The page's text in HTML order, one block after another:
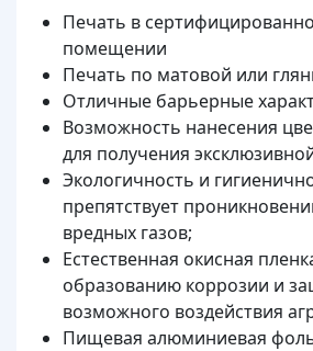
Печать в
помещении
Печать по матовой или
Отличные барьерные
Возможность нанесения
для получения
Экологичность и
препятствует
вредных газов;
Естественная окисная
образованию коррозии и
возможного воздействия
Пищевая алюминиевая